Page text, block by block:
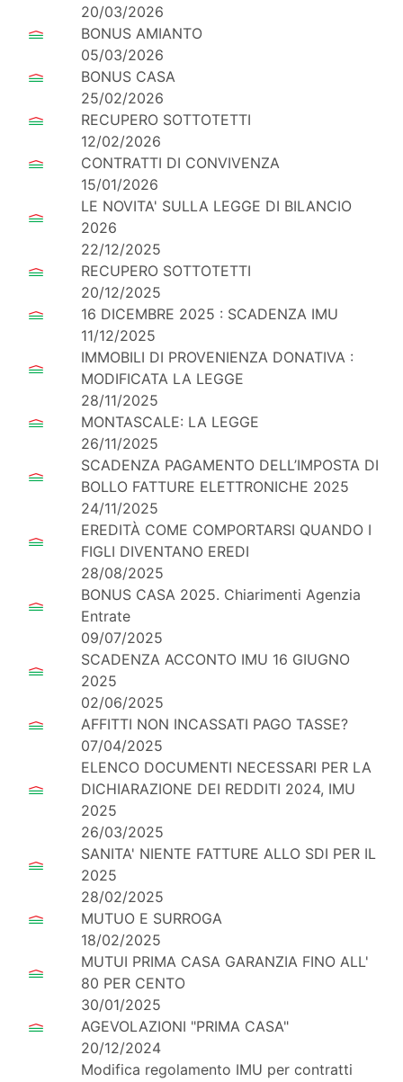
20/03/2026
BONUS AMIANTO
05/03/2026
BONUS CASA
25/02/2026
RECUPERO SOTTOTETTI
12/02/2026
CONTRATTI DI CONVIVENZA
15/01/2026
LE NOVITA' SULLA LEGGE DI BILANCIO
2026
22/12/2025
RECUPERO SOTTOTETTI
20/12/2025
16 DICEMBRE 2025 : SCADENZA IMU
11/12/2025
IMMOBILI DI PROVENIENZA DONATIVA :
MODIFICATA LA LEGGE
28/11/2025
MONTASCALE: LA LEGGE
26/11/2025
SCADENZA PAGAMENTO DELL’IMPOSTA DI
BOLLO FATTURE ELETTRONICHE 2025
24/11/2025
EREDITÀ COME COMPORTARSI QUANDO I
FIGLI DIVENTANO EREDI
28/08/2025
BONUS CASA 2025. Chiarimenti Agenzia
Entrate
09/07/2025
SCADENZA ACCONTO IMU 16 GIUGNO
2025
02/06/2025
AFFITTI NON INCASSATI PAGO TASSE?
07/04/2025
ELENCO DOCUMENTI NECESSARI PER LA
DICHIARAZIONE DEI REDDITI 2024, IMU
2025
26/03/2025
SANITA' NIENTE FATTURE ALLO SDI PER IL
2025
28/02/2025
MUTUO E SURROGA
18/02/2025
MUTUI PRIMA CASA GARANZIA FINO ALL'
80 PER CENTO
30/01/2025
AGEVOLAZIONI "PRIMA CASA"
20/12/2024
Modifica regolamento IMU per contratti